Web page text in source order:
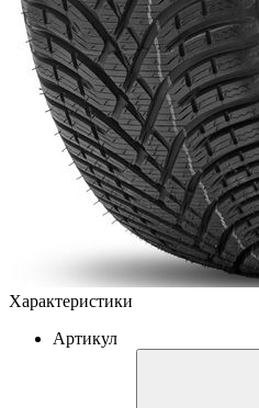
Характеристики
Артикул